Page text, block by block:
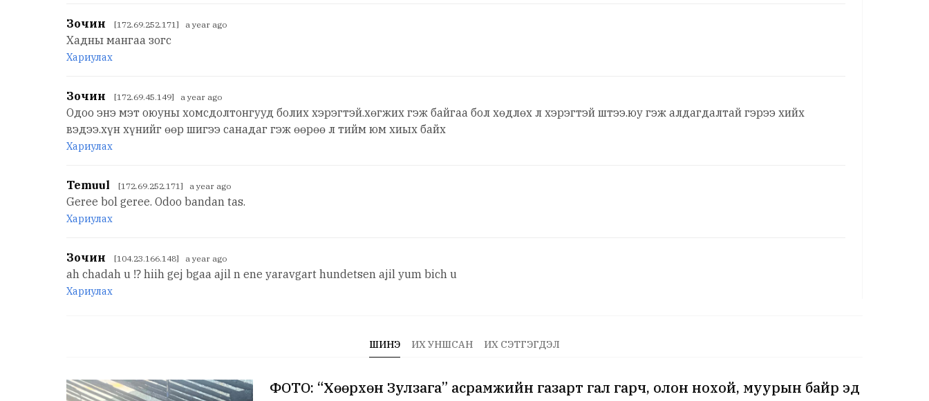
Зочин [172.69.252.171] a year ago
Хадны мангаа зогс
Хариулах
Зочин [172.69.45.149] a year ago
Одоо энэ мэт оюуны хомсдолтонгууд болих хэрэгтэй.хөгжих гэж байгаа бол хөдлөх л хэрэгтэй штээ.юу гэж алдагдалтай гэрээ хийх
вэдээ.хүн хүнийг өөр шигээ санадаг гэж өөрөө л тийм юм хиых байх
Хариулах
Temuul [172.69.252.171] a year ago
Geree bol geree. Odoo bandan tas.
Хариулах
Зочин [104.23.166.148] a year ago
ah chadah u ⁉︎ hiih gej bgaa ajil n ene yaravgart hundetsen ajil yum bich u
Хариулах
ШИНЭ ИХ УНШСАН ИХ СЭТГЭГДЭЛ
ФОТО: “Хөөрхөн Зулзага” асрамжийн газарт гал гарч, олон нохой, муурын байр эд